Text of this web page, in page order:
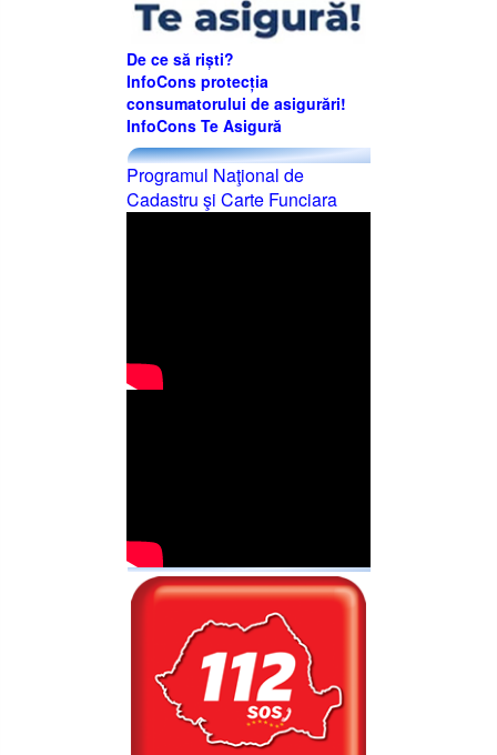
De ce să riști?
InfoCons protecția
consumatorului de asigurări!
InfoCons Te Asigură
Programul Naţional de
Cadastru şi Carte Funciara